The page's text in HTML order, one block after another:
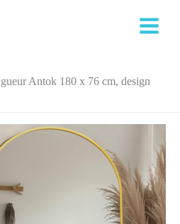
Antok 180 x 76 cm, design